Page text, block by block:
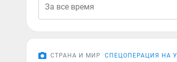
СТРАНА И МИР СПЕЦОПЕРАЦИЯ НА